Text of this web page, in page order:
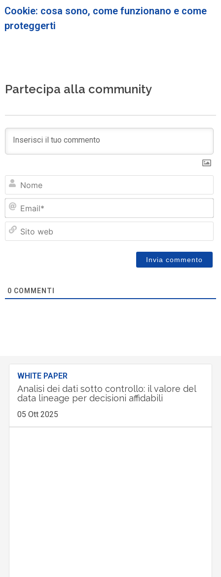
Cookie: cosa sono, come funzionano e come
proteggerti
Partecipa alla community
0 COMMENTI
WHITE PAPER
Analisi dei dati sotto controllo: il valore del
data lineage per decisioni affidabili
05 Ott 2025